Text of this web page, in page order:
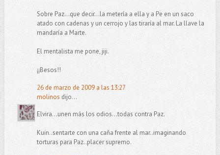
Sobre Paz...que decir...la metería a ella y a Pe en un saco
atado con cadenas y un cerrojo y las tiraría al mar. La llave la
mandaría a Marte.
El mentalista me pone, jiji.
¡¡Besos!!
26 de marzo de 2009 a las 13:27
molinos dijo...
Elvira...unen más los odios...todas contra Paz.
Kuin..sentarte con una caña frente al mar..imaginando
torturas para Paz..placer supremo.